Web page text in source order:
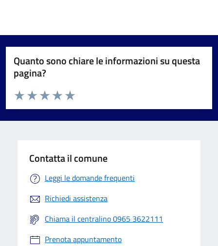
Quanto sono chiare le informazioni su questa
pagina?
Valuta da 1 a 5 stelle la pagina
Valuta 5 stelle su 5
Valuta 4 stelle su 5
Valuta 3 stelle su 5
Valuta 2 stelle su 5
Valuta 1 stelle su 5
Contatta il comune
Leggi le domande frequenti
Richiedi assistenza
Chiama il centralino 0965 3622111
Prenota appuntamento